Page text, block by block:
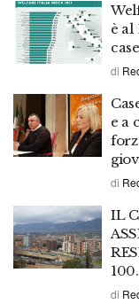
è al
di
e a
di
IL
di